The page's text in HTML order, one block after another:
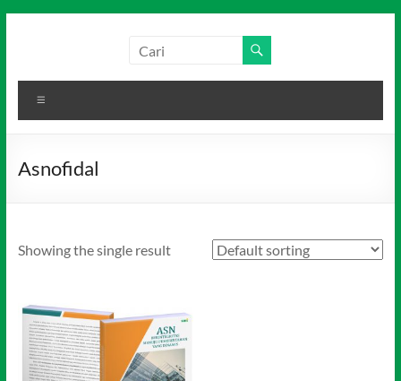
Media
Indonesia
Asnofidal
Showing the single result